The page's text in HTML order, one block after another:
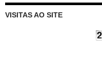
VISITAS AO SITE